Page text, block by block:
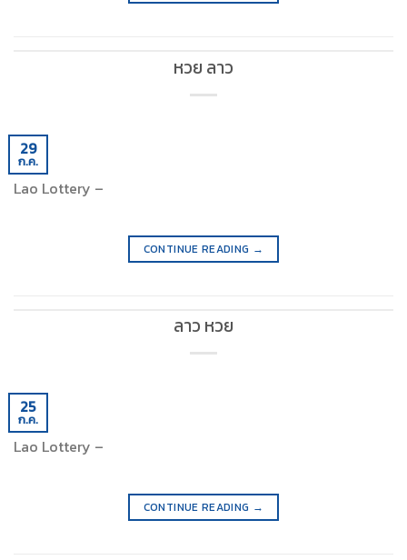
หวย ลาว
29
ก.ค.
Lao Lottery –
CONTINUE READING →
ลาว หวย
25
ก.ค.
Lao Lottery –
CONTINUE READING →